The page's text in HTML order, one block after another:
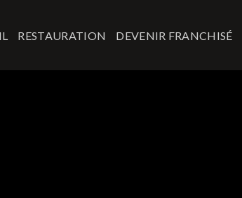
RESTAURATION DEVENIR FRANCHISÉ